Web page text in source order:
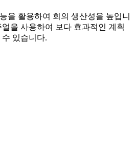
을 활용하여 회의 생산성을 높입니
을 사용하여 보다 효과적인 계획
있습니다.